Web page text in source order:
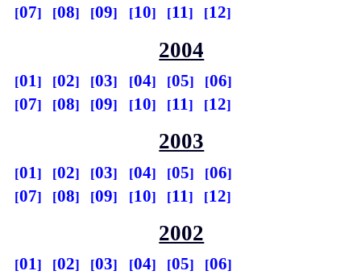
07
08 09 10 11 12
2004
01 02 03 04 05
06
07
08 09 10 11 12
2003
01 02 03 04 05
06
07
08 09 10 11 12
2002
01 02 03 04 05
06